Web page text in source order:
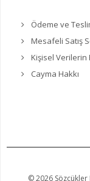
Ödeme ve
Mesafeli Satış
Kişisel Verilerin
Cayma Hakkı
© 2026